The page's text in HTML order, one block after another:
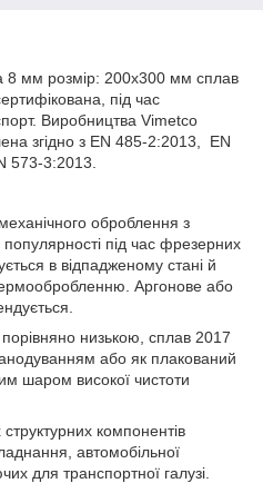
8 мм розмір: 200х300 мм сплав
під час
Виробництва Vimetco
згідно з EN 485-2:2013, EN
573-3:2013.
оброблення з
під час фрезерних
в відпадженому стані й
Аргонове або
порівняно низькою, сплав 2017
або як плакований
шаром високої чистоти
компонентів
автомобільної
для транспортної галузі.